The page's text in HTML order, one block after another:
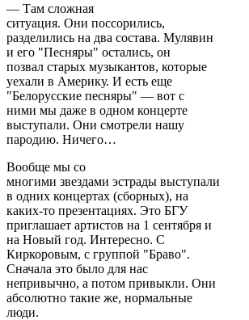
— Там сложная
ситуация. Они поссорились,
разделились на два состава. Мулявин
и его "Песняры" остались, он
позвал старых музыкантов, которые
уехали в Америку. И есть еще
"Белорусские песняры" — вот с
ними мы даже в одном концерте
выступали. Они смотрели нашу
пародию. Ничего…
Вообще мы со
многими звездами эстрады выступали
в одних концертах (сборных), на
каких-то презентациях. Это БГУ
приглашает артистов на 1 сентября и
на Новый год. Интересно. С
Киркоровым, с группой "Браво".
Сначала это было для нас
непривычно, а потом привыкли. Они
абсолютно такие же, нормальные
люди.